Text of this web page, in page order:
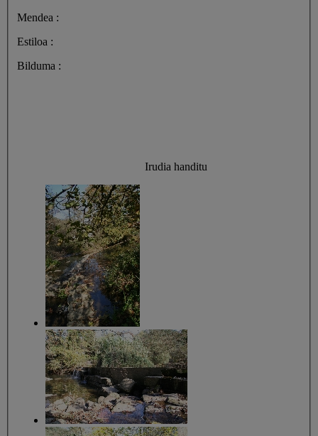
Mendea :
Estiloa :
Bilduma :
Irudia handitu